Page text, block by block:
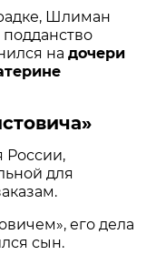
Шлиман
надочери
России,
для
его дела
сын.